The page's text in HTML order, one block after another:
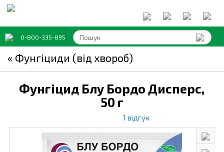
0-800-335-895
« Фунгіциди (від хвороб)
Фунгіцид Блу Бордо Дисперс,
50 г
1 відгук